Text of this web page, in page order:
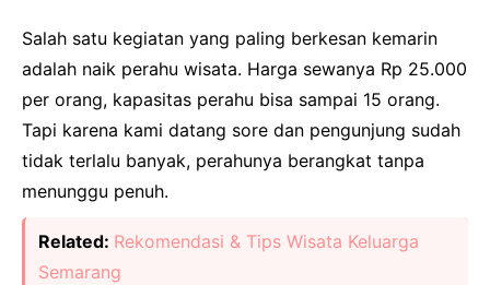
Salah satu kegiatan yang paling berkesan kemarin
adalah naik perahu wisata. Harga sewanya Rp 25.000
per orang, kapasitas perahu bisa sampai 15 orang.
Tapi karena kami datang sore dan pengunjung sudah
tidak terlalu banyak, perahunya berangkat tanpa
menunggu penuh.
Related: Rekomendasi & Tips Wisata Keluarga
Semarang